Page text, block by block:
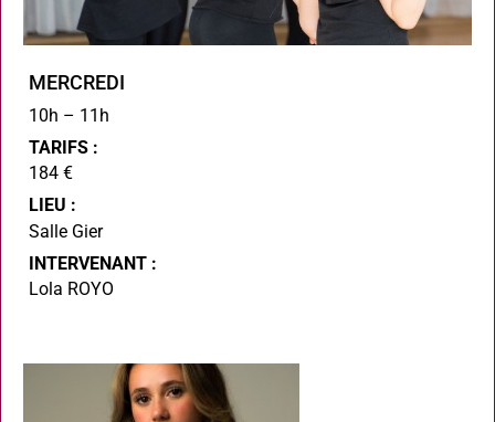
MERCREDI
10h – 11h
TARIFS :
184 €
LIEU :
Salle Gier
INTERVENANT :
Lola ROYO